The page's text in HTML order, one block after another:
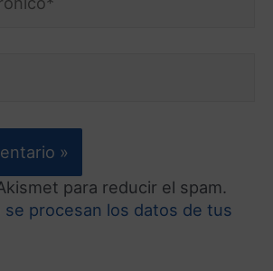
para reducir el spam.
se procesan los datos de tus